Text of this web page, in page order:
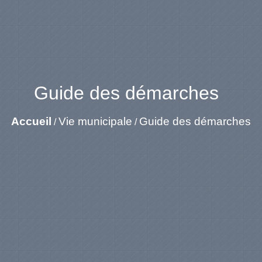
Guide des démarches
Accueil /Vie municipale / Guide des démarches